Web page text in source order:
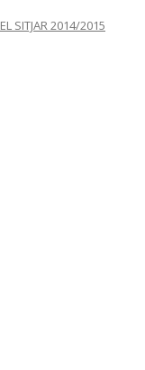
SITJAR 2014/2015